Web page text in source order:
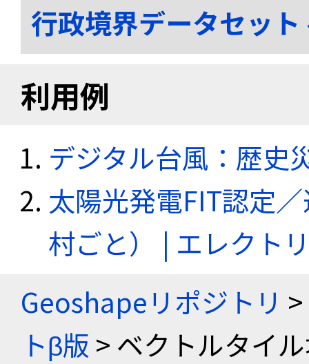
行政境界データセッ
利用例
デジタル台風：歴史
太陽光発電FIT認定
村ごと） | エレクト
Geoshapeリポジトリ >
トβ版 > ベクトルタイ